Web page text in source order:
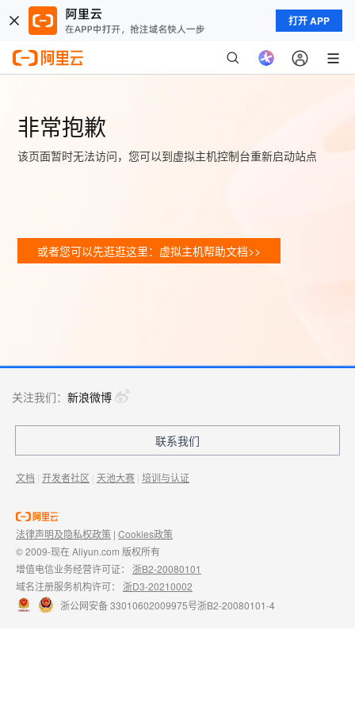
打开 APP
非常抱歉
该页面暂时无法访问，您可以到虚拟主机控制台重新启动站点
或者您可以先逛逛这里：虚拟主机帮助文档>>